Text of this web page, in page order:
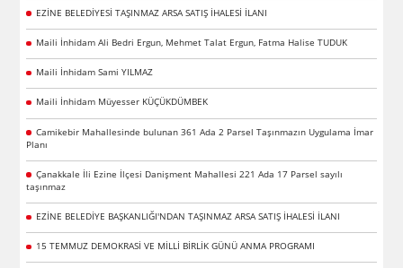
EZİNE BELEDİYESİ TAŞINMAZ ARSA SATIŞ İHALESİ İLANI
Maili İnhidam Ali Bedri Ergun, Mehmet Talat Ergun, Fatma Halise TUDUK
Maili İnhidam Sami YILMAZ
Maili İnhidam Müyesser KÜÇÜKDÜMBEK
Camikebir Mahallesinde bulunan 361 Ada 2 Parsel Taşınmazın Uygulama İmar
Planı
Çanakkale İli Ezine İlçesi Danişment Mahallesi 221 Ada 17 Parsel sayılı
taşınmaz
EZİNE BELEDİYE BAŞKANLIĞI'NDAN TAŞINMAZ ARSA SATIŞ İHALESİ İLANI
15 TEMMUZ DEMOKRASİ VE MİLLİ BİRLİK GÜNÜ ANMA PROGRAMI